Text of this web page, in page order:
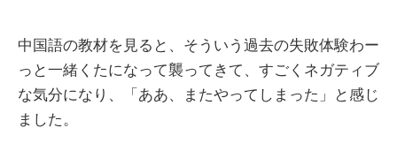
中国語の教材を見ると、そういう過去の失敗体験わー
っと一緒くたになって襲ってきて、すごくネガティブ
な気分になり、「ああ、またやってしまった」と感じ
ました。